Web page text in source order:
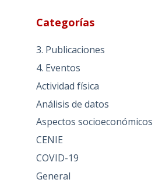
Categorías
3. Publicaciones
4. Eventos
Actividad física
Análisis de datos
Aspectos socioeconómicos
CENIE
COVID-19
General